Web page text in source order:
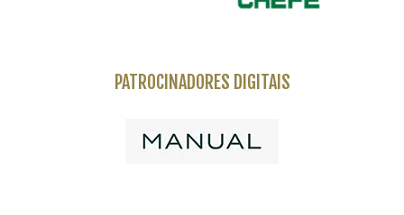
PATROCINADORES DIGITAIS